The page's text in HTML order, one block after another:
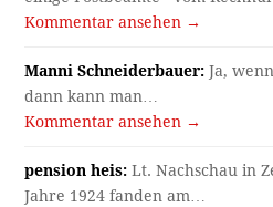
Kommentar ansehen →
Manni Schneiderbauer: Ja,
dann kann man…
Kommentar ansehen →
pension heis: Lt. Nachschau in
Jahre 1924 fanden am…